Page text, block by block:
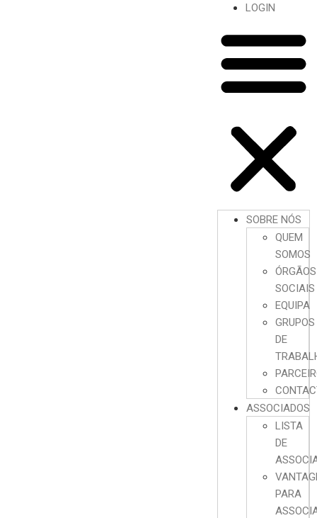
LOGIN
SOBRE NÓS
QUEM
SOMOS
ÓRGÃOS
SOCIAIS
EQUIPA
GRUPOS
DE
ASSOCIADOS
LISTA
DE
PARA